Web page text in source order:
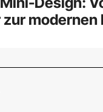
modernen